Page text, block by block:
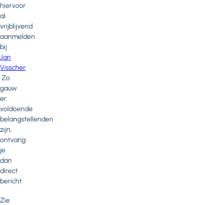
hiervoor
al
vrijblijvend
aanmelden
bij
Jan
Visscher.
Zo
gauw
er
voldoende
belangstellenden
zijn,
ontvang
je
dan
direct
bericht.
Zie